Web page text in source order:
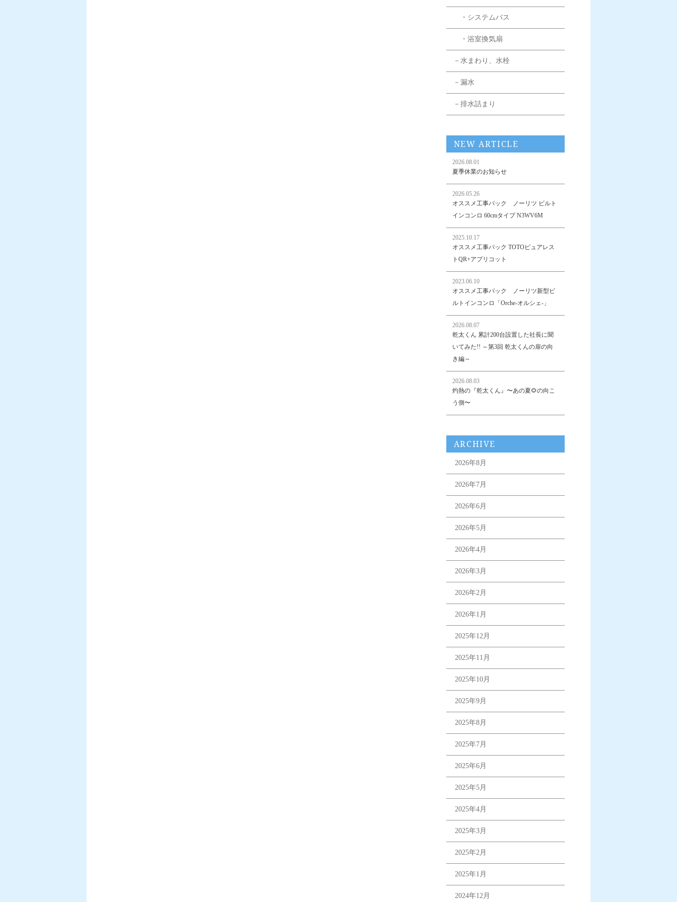
・システムバス
・浴室換気扇
－水まわり、水栓
－漏水
－排水詰まり
NEW ARTICLE
2026.08.01
夏季休業のお知らせ
2026.05.26
オススメ工事パック ノーリツ ビルト
インコンロ 60cmタイプ N3WV6M
2025.10.17
オススメ工事パック TOTOピュアレス
トQR+アプリコット
2023.06.10
オススメ工事パック ノーリツ新型ビ
ルトインコンロ「Orche-オルシェ-」
2026.08.07
乾太くん 累計200台設置した社長に聞
いてみた!! ～第3回 乾太くんの扉の向
き編～
2026.08.03
灼熱の『乾太くん』〜あの夏🌻の向こ
う側〜
ARCHIVE
2026年8月
2026年7月
2026年6月
2026年5月
2026年4月
2026年3月
2026年2月
2026年1月
2025年12月
2025年11月
2025年10月
2025年9月
2025年8月
2025年7月
2025年6月
2025年5月
2025年4月
2025年3月
2025年2月
2025年1月
2024年12月